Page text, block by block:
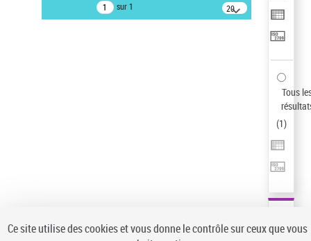
Type de notice d'autorité
sur 1
20
résultats/page
Tous
(1)
Ce site utilise des cookies et vous donne le contrôle sur ceux que vous